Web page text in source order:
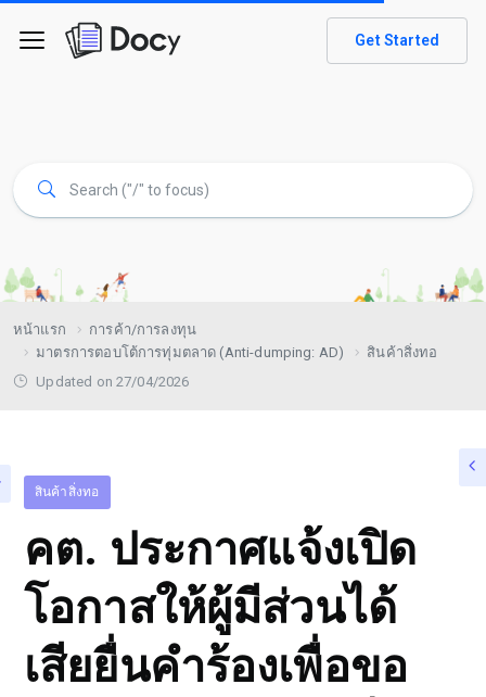
Get Started
หน้าแรก
การค้า/การลงทุน
มาตรการตอบโต้การทุ่มตลาด (Anti-dumping: AD)
สินค้าสิ่งทอ
Updated on 27/04/2026
สินค้าสิ่งทอ
คต. ประกาศแจ้งเปิด
โอกาสให้ผู้มีส่วนได้
เสียยื่นคำร้องเพื่อขอ